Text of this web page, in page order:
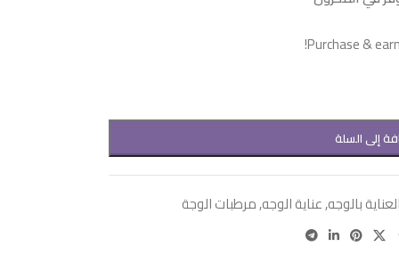
Purchase &
إلى السلة
بالوجه,عناية الوجه,مرطبات الوجة